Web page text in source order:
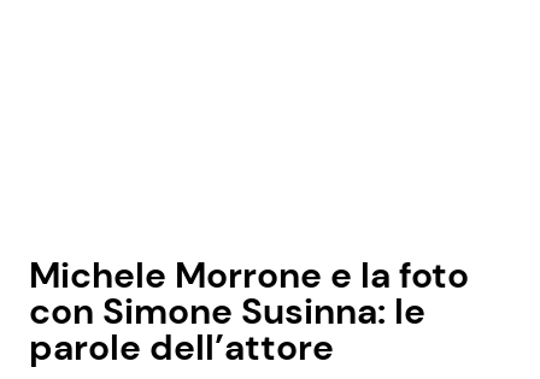
Michele Morrone e la foto
con Simone Susinna: le
parole dell’attore